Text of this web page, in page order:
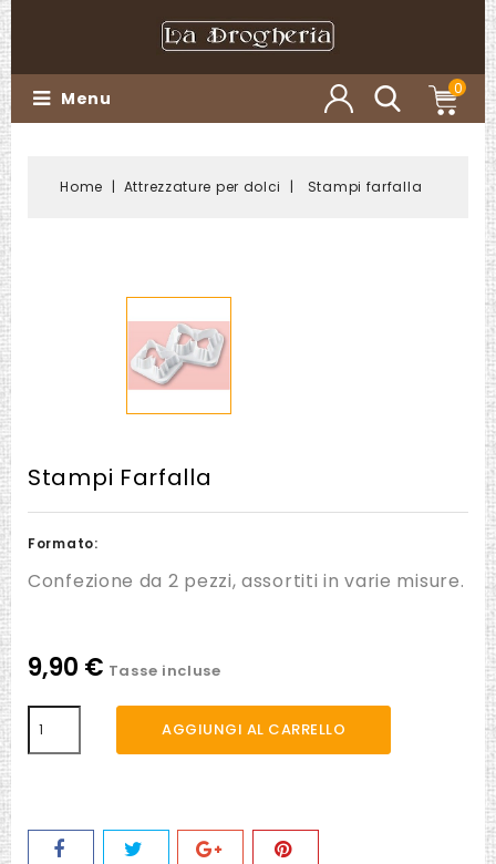
0
Menu
Home Attrezzature per dolci Stampi farfalla
Stampi Farfalla
Formato:
Confezione da 2 pezzi, assortiti in varie misure.
9,90 € Tasse incluse
AGGIUNGI AL CARRELLO